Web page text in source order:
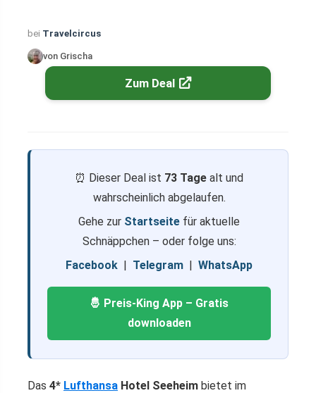
bei Travelcircus
von Grischa
Zum Deal
⏰ Dieser Deal ist 73 Tage alt und
wahrscheinlich abgelaufen.
Gehe zur Startseite für aktuelle
Schnäppchen – oder folge uns:
Facebook | Telegram | WhatsApp
🤴 Preis-King App – Gratis
downloaden
Das 4* Lufthansa Hotel Seeheim bietet im